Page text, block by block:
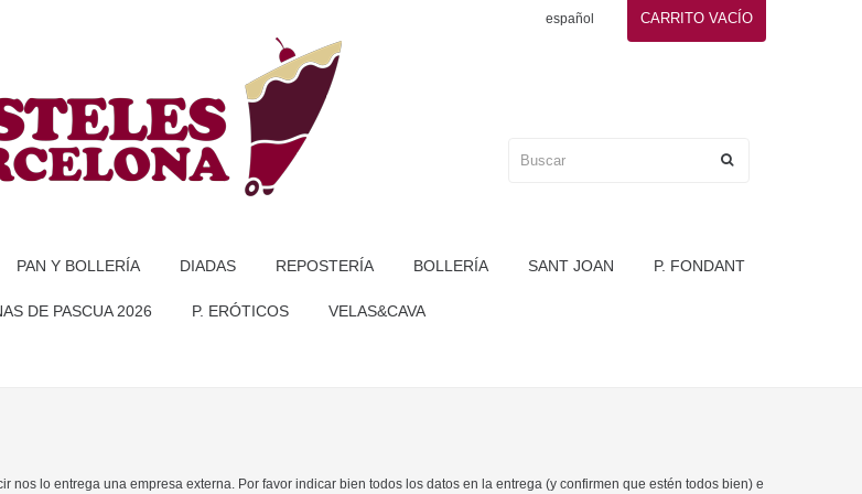
CARRITO VACÍO
español
PAN Y BOLLERÍA DIADAS REPOSTERÍA BOLLERÍA SANT JOAN P. FONDANT
DE PASCUA 2026 P. ERÓTICOS VELAS&CAVA
lo entrega una empresa externa. Por favor indicar bien todos los datos en la entrega (y confirmen que estén todos bien) e